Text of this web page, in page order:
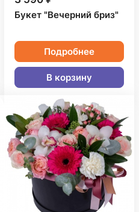
Букет "Вечерний бриз"
Подробнее
В корзину